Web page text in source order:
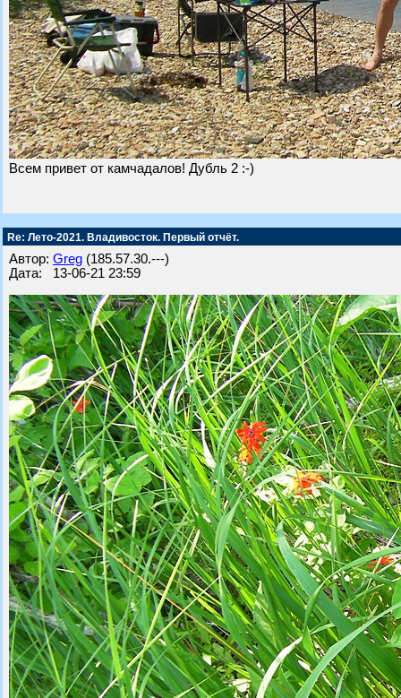
Всем привет от камчадалов! Дубль 2 :-)
Re: Лето-2021. Владивосток. Первый отчёт.
Автор: Greg (185.57.30.---)
Дата: 13-06-21 23:59